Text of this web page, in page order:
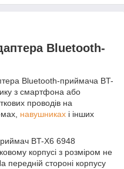
Bluetooth-
Bluetooth-приймача BT-
з смартфона або
проводів на
навушниках і інших
BT-X6 6948
корпусі з розміром не
стороні корпусу